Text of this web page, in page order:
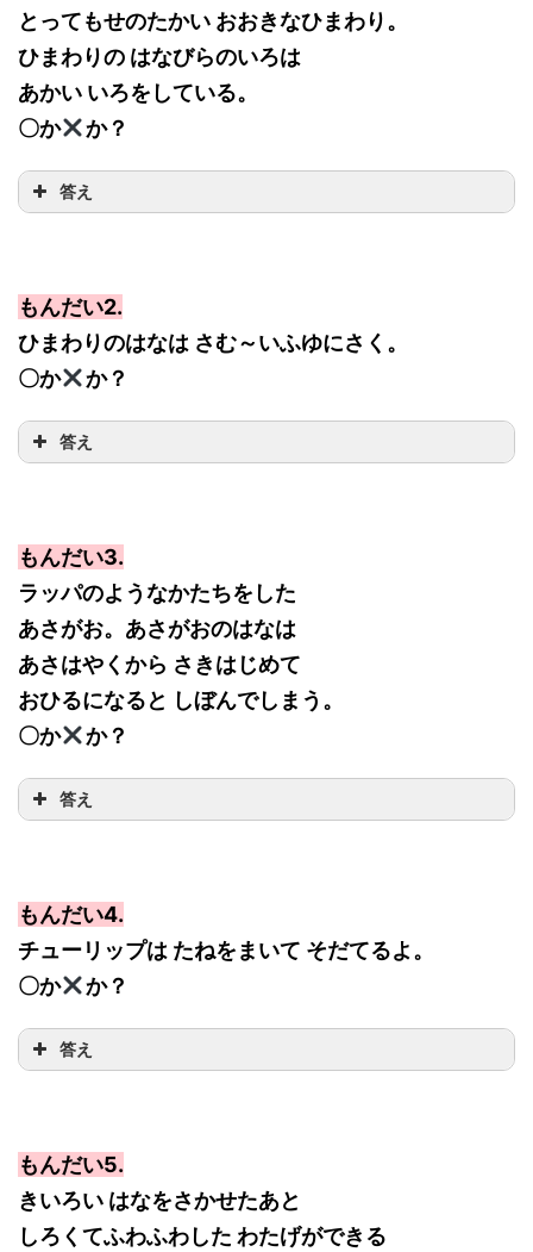
とってもせのたかい おおきなひまわり。
ひまわりの はなびらのいろは
あかい いろをしている。
〇か
か？
答え
もんだい2.
ひまわりのはなは さむ～いふゆにさく。
〇か
か？
答え
もんだい3.
ラッパのようなかたちをした
あさがお。あさがおのはなは
あさはやくから さきはじめて
おひるになると しぼんでしまう。
〇か
か？
答え
もんだい4.
チューリップは たねをまいて そだてるよ。
〇か
か？
答え
もんだい5.
きいろい はなをさかせたあと
しろくてふわふわした わたげができる